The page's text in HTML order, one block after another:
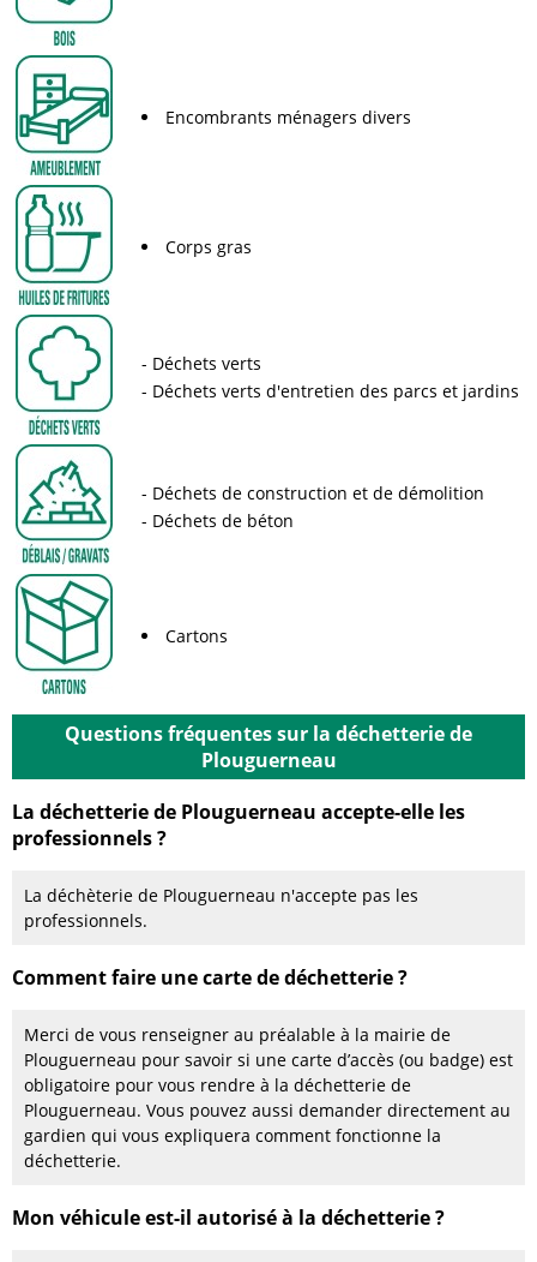
Encombrants ménagers divers
Corps gras
Déchets verts
Déchets verts d'entretien des parcs et jardins
Déchets de construction et de démolition
Déchets de béton
Cartons
Questions fréquentes sur la déchetterie de
Plouguerneau
La déchetterie de Plouguerneau accepte-elle les
professionnels ?
La déchèterie de Plouguerneau n'accepte pas les
professionnels.
Comment faire une carte de déchetterie ?
Merci de vous renseigner au préalable à la mairie de
Plouguerneau pour savoir si une carte d’accès (ou badge) est
obligatoire pour vous rendre à la déchetterie de
Plouguerneau. Vous pouvez aussi demander directement au
gardien qui vous expliquera comment fonctionne la
déchetterie.
Mon véhicule est-il autorisé à la déchetterie ?